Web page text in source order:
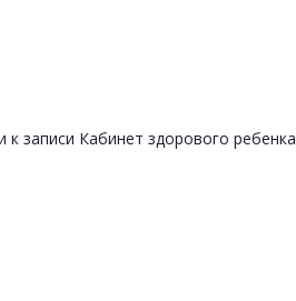
к записи Кабинет здорового ребенка